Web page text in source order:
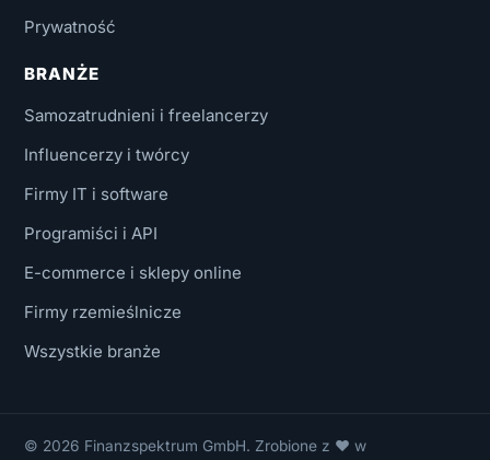
Prywatność
BRANŻE
Samozatrudnieni i freelancerzy
Influencerzy i twórcy
Firmy IT i software
Programiści i API
E-commerce i sklepy online
Firmy rzemieślnicze
Wszystkie branże
© 2026 Finanzspektrum GmbH. Zrobione z ❤ w